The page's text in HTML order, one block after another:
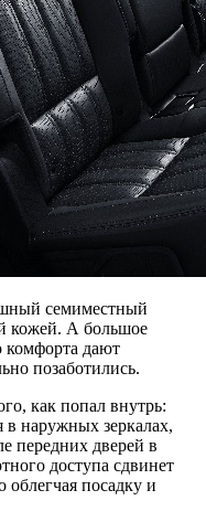
семиместный
кожей. А большое
комфорта дают
позаботились.
как попал внутрь:
в наружных зеркалах,
передних дверей в
доступа сдвинет
облегчая посадку и